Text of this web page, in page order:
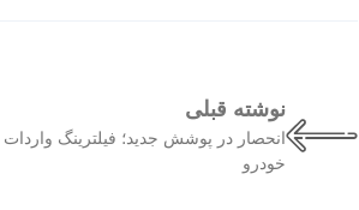
نوشته قبلی
انحصار در پوشش جدید؛ فیلترینگ واردات
خودرو